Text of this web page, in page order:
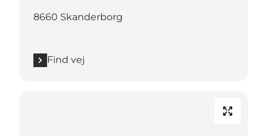
8660 Skanderborg
Find vej